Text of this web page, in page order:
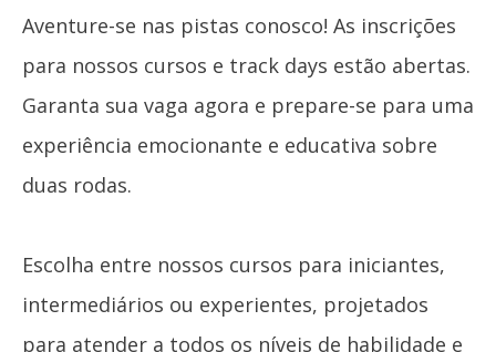
Meu
Cadastro
Aventure-se nas pistas conosco! As inscrições
para nossos cursos e track days estão abertas.
Garanta sua vaga agora e prepare-se para uma
experiência emocionante e educativa sobre
duas rodas.
Escolha entre nossos cursos para iniciantes,
intermediários ou experientes, projetados
para atender a todos os níveis de habilidade e